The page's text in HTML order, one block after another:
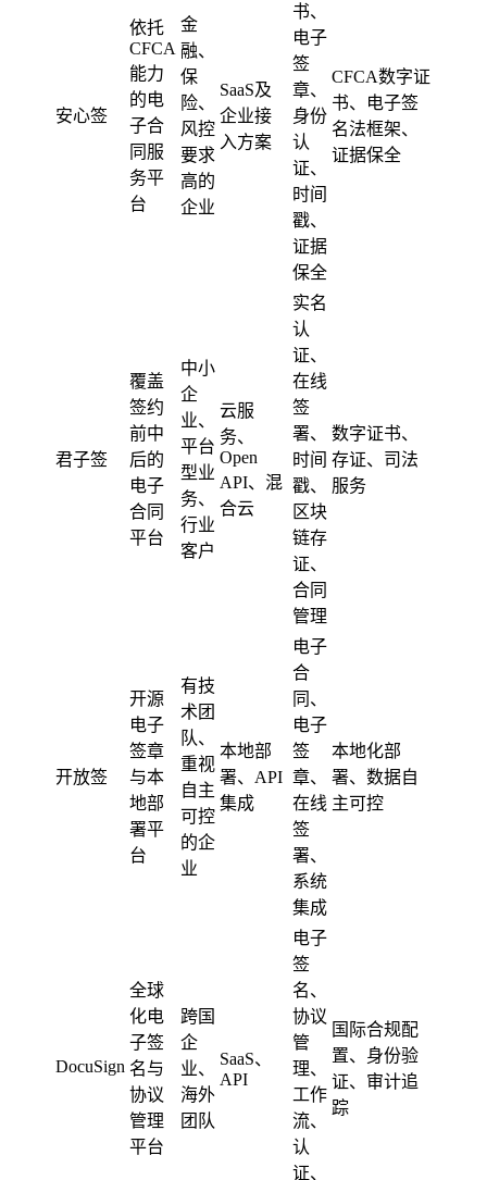
安心签
依托
CFCA
能力
的电
子合
同服
务平
台
金
融、
保
险、
风控
要求
高的
企业
SaaS及
企业接
入方案
书、
电子
签
章、
身份
认
证、
时间
戳、
证据
保全
CFCA数字证
书、电子签
名法框架、
证据保全
君子签
覆盖
签约
前中
后的
电子
合同
平台
中小
企
业、
平台
型业
务、
行业
客户
云服
务、
Open
API、混
合云
实名
认
证、
在线
签
署、
时间
戳、
区块
链存
证、
合同
管理
数字证书、
存证、司法
服务
开放签
开源
电子
签章
与本
地部
署平
台
有技
术团
队、
重视
自主
可控
的企
业
本地部
署、API
集成
电子
合
同、
电子
签
章、
在线
签
署、
系统
集成
本地化部
署、数据自
主可控
DocuSign
全球
化电
子签
名与
协议
管理
平台
跨国
企
业、
海外
团队
SaaS、
API
电子
签
名、
协议
管
理、
工作
流、
认
证、
国际合规配
置、身份验
证、审计追
踪